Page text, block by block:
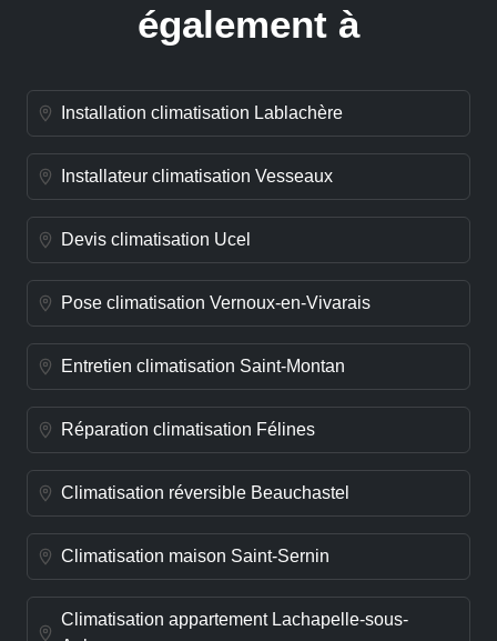
également à
Installation climatisation Lablachère
Installateur climatisation Vesseaux
Devis climatisation Ucel
Pose climatisation Vernoux-en-Vivarais
Entretien climatisation Saint-Montan
Réparation climatisation Félines
Climatisation réversible Beauchastel
Climatisation maison Saint-Sernin
Climatisation appartement Lachapelle-sous-